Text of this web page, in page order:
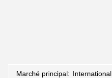
Marché principal: International